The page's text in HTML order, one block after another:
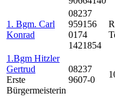
1. Bgm. Carl
Konrad
08237
959156
0174
1421854
1.Bgm Hitzler
Gertrud
Erste
Bürgermeisterin
08237
9607-0